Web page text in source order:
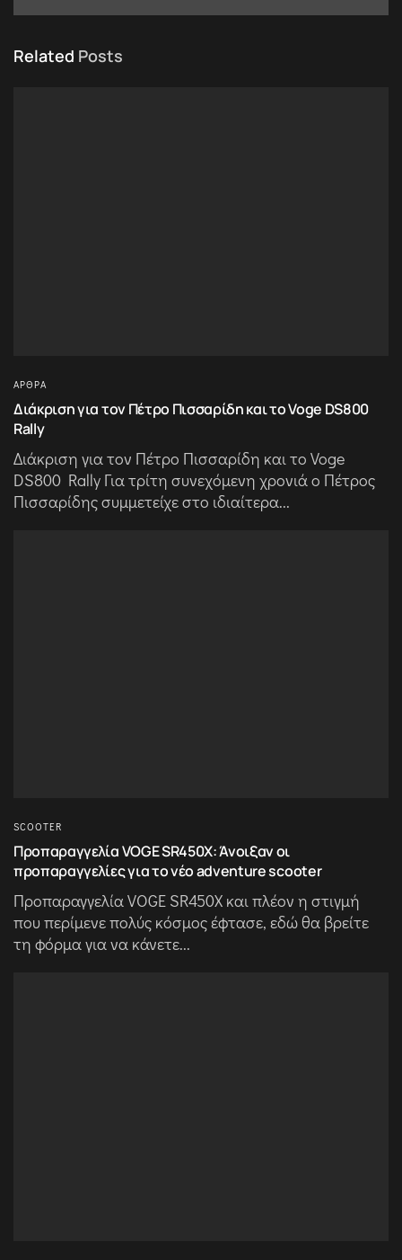
Related Posts
ΆΡΘΡΑ
Διάκριση για τον Πέτρο Πισσαρίδη και το Voge DS800
Rally
Διάκριση για τον Πέτρο Πισσαρίδη και το Voge
DS800 Rally Για τρίτη συνεχόμενη χρονιά ο Πέτρος
Πισσαρίδης συμμετείχε στο ιδιαίτερα...
SCOOTER
Προπαραγγελία VOGE SR450X: Άνοιξαν οι
προπαραγγελίες για το νέο adventure scooter
Προπαραγγελία VOGE SR450X και πλέον η στιγμή
που περίμενε πολύς κόσμος έφτασε, εδώ θα βρείτε
τη φόρμα για να κάνετε...